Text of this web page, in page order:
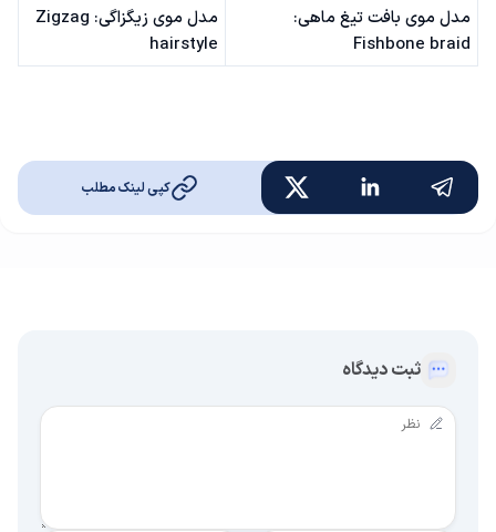
مدل موی بافت تیغ ماهی:
Fishbone braid
مدل موی زیگزاگی: Zigzag
hairstyle
کپی لینک مطلب
ثبت دیدگاه